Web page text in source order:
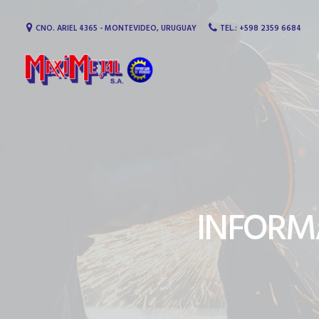
CNO. ARIEL 4365 - MONTEVIDEO, URUGUAY TEL.: +598 2359 6684
MaxiMetal S.A.